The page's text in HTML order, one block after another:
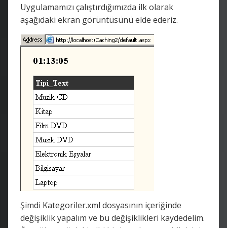
Uygulamamızı çalıştırdığımızda ilk olarak
aşağıdaki ekran görüntüsünü elde ederiz.
Şimdi Kategoriler.xml dosyasının içeriğinde
değişiklik yapalım ve bu değişiklikleri kaydedelim.